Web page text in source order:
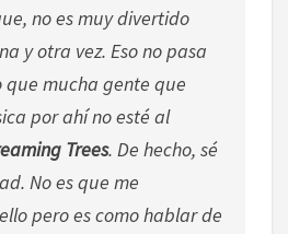
no es muy divertido
y otra vez. Eso no pasa
que mucha gente que
por ahí no esté al
Trees. De hecho, sé
No es que me
pero es como hablar de